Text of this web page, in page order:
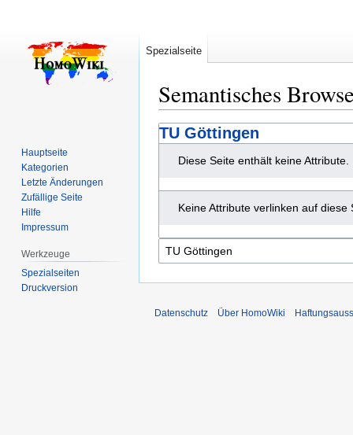
Semantisches
Zur
Navigation
springen
Zur
Suche
springen
TU Göttingen
Diese Seite enthält keine Attribute.
Keine Attribute verlinken auf diese
Spezialseite
Hauptseite
Kategorien
Letzte Änderungen
Zufällige Seite
Hilfe
Impressum
Werkzeuge
Spezialseiten
Druckversion
Datenschutz Über HomoWiki